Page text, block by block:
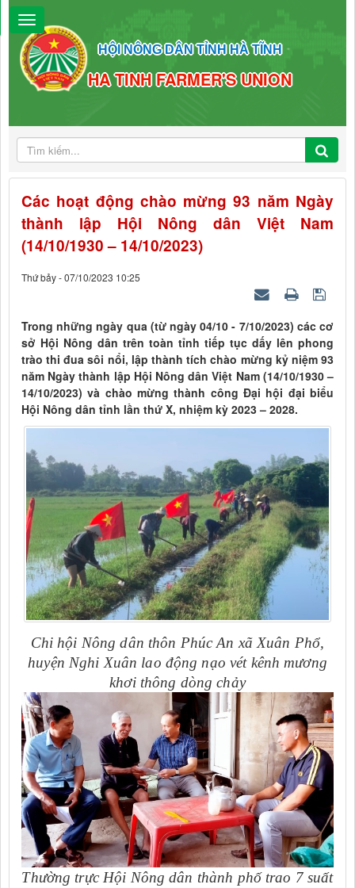
HỘI NÔNG DÂN TỈNH HÀ TĨNH
HA TINH FARMER'S UNION
Các hoạt động chào mừng 93 năm Ngày
thành lập Hội Nông dân Việt Nam
(14/10/1930 – 14/10/2023)
Thứ bảy - 07/10/2023 10:25
Trong những ngày qua (từ ngày 04/10 - 7/10/2023) các cơ
sở Hội Nông dân trên toàn tỉnh tiếp tục dấy lên phong
trào thi đua sôi nổi, lập thành tích chào mừng kỷ niệm 93
năm Ngày thành lập Hội Nông dân Việt Nam (14/10/1930 –
14/10/2023) và chào mừng thành công Đại hội đại biểu
Hội Nông dân tỉnh lần thứ X, nhiệm kỳ 2023 – 2028.
Chi hội Nông dân thôn Phúc An xã Xuân Phổ,
huyện Nghi Xuân lao động nạo vét kênh mương
khơi thông dòng chảy
Thường trực Hội Nông dân thành phố trao 7 suất